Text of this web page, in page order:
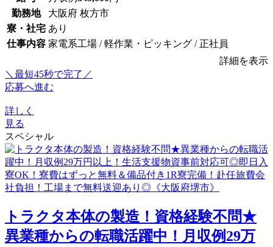
勤務地
大阪府 枚方市
寮・社宅 あり
仕事内容 家電系工場 / 軽作業・ピッキング / 正社員
詳細を表示
＼最短45秒で完了／
応募へ進む
詳しく
見る
スペシャル
トラクタ本体の製造！資格経験不問★
異業種からの転職活躍中！月収例29万